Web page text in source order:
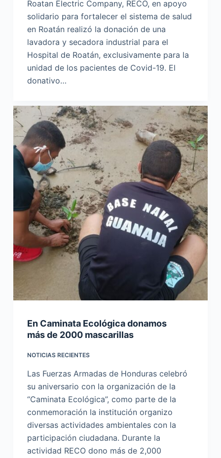
Roatan Electric Company, RECO, en apoyo
solidario para fortalecer el sistema de salud
en Roatán realizó la donación de una
lavadora y secadora industrial para el
Hospital de Roatán, exclusivamente para la
unidad de los pacientes de Covid-19. El
donativo…
En Caminata Ecológica donamos
más de 2000 mascarillas
NOTICIAS RECIENTES
Las Fuerzas Armadas de Honduras celebró
su aniversario con la organización de la
“Caminata Ecológica”, como parte de la
conmemoración la institución organizo
diversas actividades ambientales con la
participación ciudadana. Durante la
actividad RECO dono más de 2,000